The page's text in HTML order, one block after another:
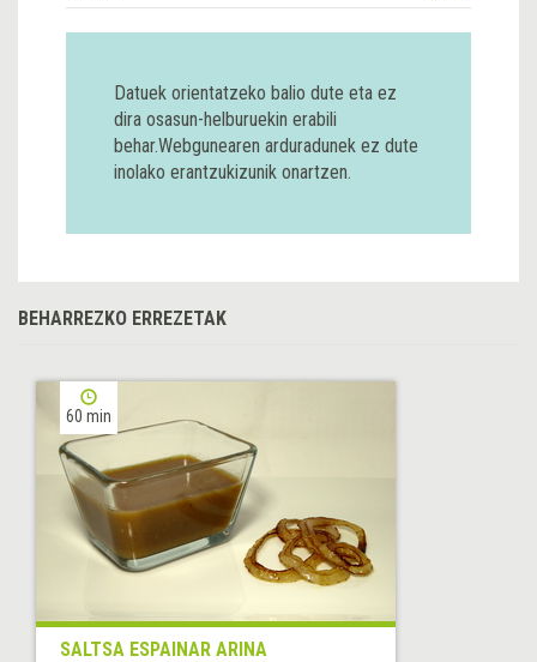
Datuek orientatzeko balio dute eta ez
dira osasun-helburuekin erabili
behar.Webgunearen arduradunek ez dute
inolako erantzukizunik onartzen.
BEHARREZKO ERREZETAK
60 min
SALTSA ESPAINAR ARINA